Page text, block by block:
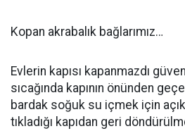
Kopan akrabalık bağlarımız…
Evlerin kapısı kapanmazdı
sıcağında kapının önünden
bardak soğuk su içmek için
tıkladığı kapıdan geri